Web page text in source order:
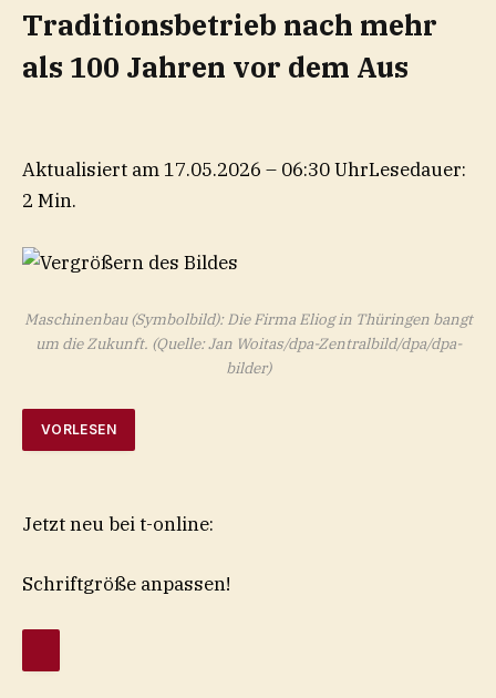
Traditionsbetrieb nach mehr
als 100 Jahren vor dem Aus
Aktualisiert am 17.05.2026 – 06:30 UhrLesedauer:
2 Min.
Maschinenbau (Symbolbild): Die Firma Eliog in Thüringen bangt
um die Zukunft. (Quelle: Jan Woitas/dpa-Zentralbild/dpa/dpa-
bilder)
VORLESEN
Jetzt neu bei t-online:
Schriftgröße anpassen!